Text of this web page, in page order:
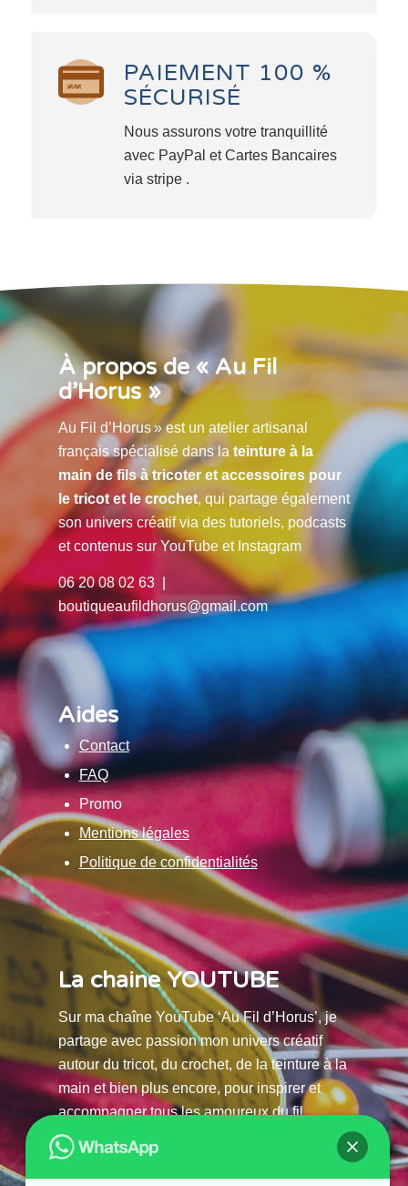
PAIEMENT 100 %
SÉCURISÉ
Nous assurons votre tranquillité
avec PayPal et Cartes Bancaires
via stripe .
À propos de « Au Fil
d’Horus »
Au Fil d’Horus » est un atelier artisanal
français spécialisé dans la teinture à la
main de fils à tricoter et accessoires pour
le tricot et le crochet, qui partage également
son univers créatif via des tutoriels, podcasts
et contenus sur YouTube et Instagram
06 20 08 02 63 |
boutiqueaufildhorus@gmail.com
Aides
Contact
FAQ
Promo
Mentions légales
Politique de confidentialités
La chaine YOUTUBE
Sur ma chaîne YouTube ‘Au Fil d’Horus’, je
partage avec passion mon univers créatif
autour du tricot, du crochet, de la teinture à la
main et bien plus encore, pour inspirer et
accompagner tous les amoureux du fil.